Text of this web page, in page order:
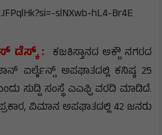
slNXwb-hL4-Br4E
ಡೆಸ್ಕ್ : ಕಜಕಿಸ್ತಾನದ ಅಕ್ಟೌ ನಗರದ
ಏರ್ಲೈನ್ಸ್ ಅಪಘಾತದಲ್ಲಿ ಕನಿಷ್ಠ 25
ಸುದ್ದಿ ಸಂಸ್ಥೆ ಎಎಫ್ಪಿ ವರದಿ ಮಾಡಿದೆ.
ವಿಮಾನ ಅಪಘಾತದಲ್ಲಿ 42 ಜನರು